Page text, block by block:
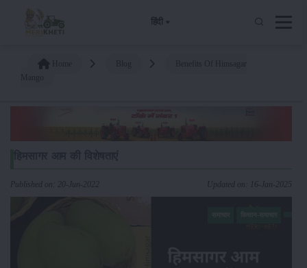
हिंदी
Published on: 20-Jun-2022 Updated on: 16-Jan-2025